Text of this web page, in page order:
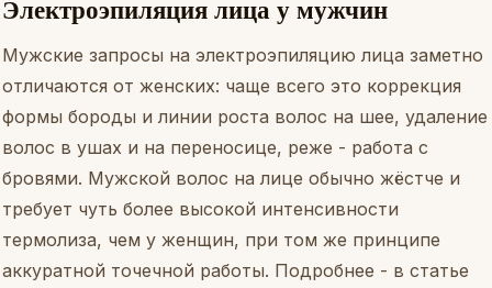
Электроэпиляция лица у мужчин
Мужские запросы на электроэпиляцию лица заметно
отличаются от женских: чаще всего это коррекция
формы бороды и линии роста волос на шее, удаление
волос в ушах и на переносице, реже - работа с
бровями. Мужской волос на лице обычно жёстче и
требует чуть более высокой интенсивности
термолиза, чем у женщин, при том же принципе
аккуратной точечной работы. Подробнее - в статье